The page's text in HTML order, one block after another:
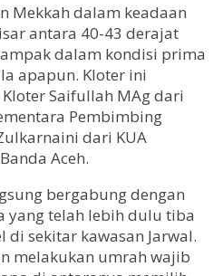
Mekkah dalam keadaan
antara 40-43 derajat
dalam kondisi prima
apapun. Kloter ini
Saifullah MAg dari
Pembimbing
dari KUA
Aceh.
bergabung dengan
yang telah lebih dulu tiba
sekitar kawasan Jarwal.
melakukan umrah wajib